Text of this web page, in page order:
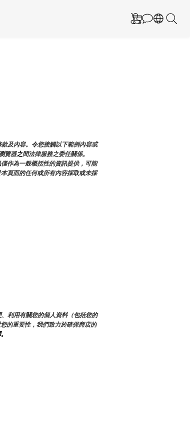
及內容。令您接觸以下範例內容或
覽器之間法律服務之委任關係。
作為一般概括性的資訊提供，可能
頁面的任何或所有內容採取或未採
利用有關您的個人資料（包括您的
的重要性，我們致力於確保商店的